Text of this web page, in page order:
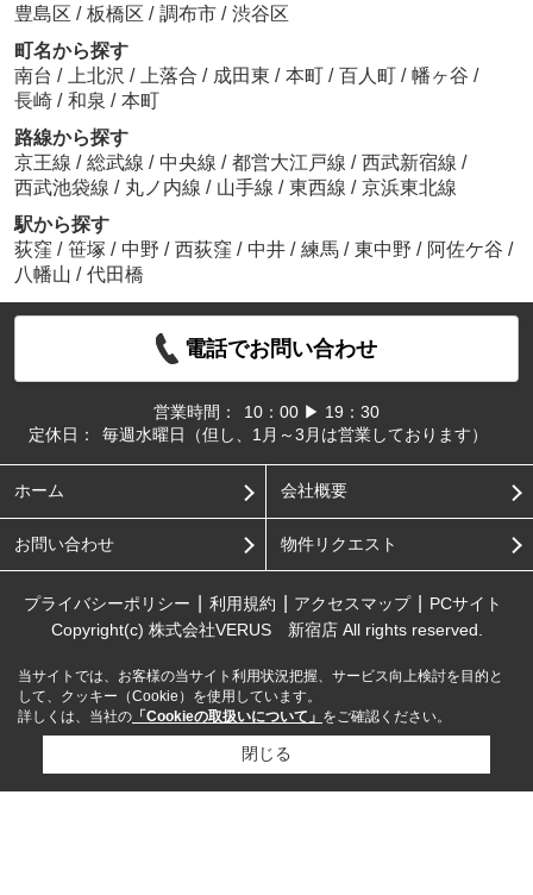
豊島区 / 板橋区 / 調布市 / 渋谷区
町名から探す
南台 / 上北沢 / 上落合 / 成田東 / 本町 / 百人町 / 幡ヶ谷 /
長崎 / 和泉 / 本町
路線から探す
京王線 / 総武線 / 中央線 / 都営大江戸線 / 西武新宿線 /
西武池袋線 / 丸ノ内線 / 山手線 / 東西線 / 京浜東北線
駅から探す
荻窪 / 笹塚 / 中野 / 西荻窪 / 中井 / 練馬 / 東中野 / 阿佐ケ谷 /
八幡山 / 代田橋
電話でお問い合わせ
営業時間：
10：00 ▶ 19：30
定休日：
毎週水曜日（但し、1月～3月は営業しております）
ホーム 会社概要
お問い合わせ 物件リクエスト
プライバシーポリシー 利用規約 アクセスマップ
PCサイト
Copyright(c) 株式会社VERUS 新宿店 All rights reserved.
当サイトでは、お客様の当サイト利用状況把握、サービス向上検討を目的と
して、クッキー（Cookie）を使用しています。
詳しくは、当社の 「Cookieの取扱いについて」 をご確認ください。
閉じる